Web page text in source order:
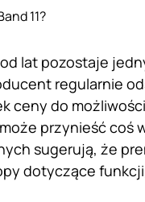
11?
lat pozostaje
regularnie
ceny do
przynieść
sugerują, że
dotyczące